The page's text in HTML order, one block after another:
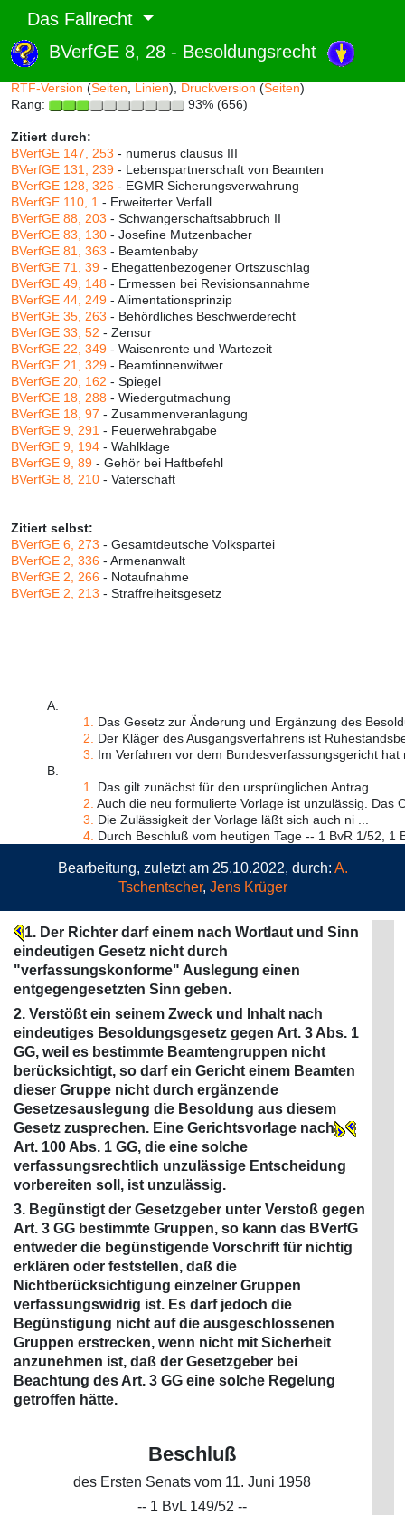
Das Fallrecht
BVerfGE 8, 28 - Besoldungsrecht
Abruf und Rang:
RTF-Version (Seiten Linien), Druckversion (Seiten)
Rang:
93% (656)
Zitiert durch:
BVerfGE 147, 253 - numerus clausus III
BVerfGE 131, 239 - Lebenspartnerschaft von Beamten
BVerfGE 128, 326 - EGMR Sicherungsverwahrung
BVerfGE 110, 1 - Erweiterter Verfall
BVerfGE 88, 203 - Schwangerschaftsabbruch II
BVerfGE 83, 130 - Josefine Mutzenbacher
BVerfGE 81, 363 - Beamtenbaby
BVerfGE 71, 39 - Ehegattenbezogener Ortszuschlag
BVerfGE 49, 148 - Ermessen bei Revisionsannahme
BVerfGE 44, 249 - Alimentationsprinzip
BVerfGE 35, 263 - Behördliches Beschwerderecht
BVerfGE 33, 52 - Zensur
BVerfGE 22, 349 - Waisenrente und Wartezeit
BVerfGE 21, 329 - Beamtinnenwitwer
BVerfGE 20, 162 - Spiegel
BVerfGE 18, 288 - Wiedergutmachung
BVerfGE 18, 97 - Zusammenveranlagung
BVerfGE 9, 291 - Feuerwehrabgabe
BVerfGE 9, 194 - Wahlklage
BVerfGE 9, 89 - Gehör bei Haftbefehl
BVerfGE 8, 210 - Vaterschaft
Zitiert selbst:
BVerfGE 6, 273 - Gesamtdeutsche Volkspartei
BVerfGE 2, 336 - Armenanwalt
BVerfGE 2, 266 - Notaufnahme
BVerfGE 2, 213 - Straffreiheitsgesetz
A.
1.
Das Gesetz zur Änderung und Ergänzung des
2.
Der Kläger des Ausgangsverfahrens ist
3.
Im Verfahren vor dem Bundesverfassungsgericht hat
B.
1.
Das gilt zunächst für den ursprünglichen Antrag ...
2. Auch die neu formulierte Vorlage ist unzulässig. Das
3.
Die Zulässigkeit der Vorlage läßt sich auch ni ...
4. Durch Beschluß vom heutigen Tage -- 1 BvR 1/52, 1
Bearbeitung, zuletzt am 25.10.2022, durch: A.
Tschentscher, Jens Krüger
1. Der Richter darf einem nach Wortlaut und Sinn
eindeutigen Gesetz nicht durch
"verfassungskonforme" Auslegung einen
entgegengesetzten Sinn geben.
2. Verstößt ein seinem Zweck und Inhalt nach
eindeutiges Besoldungsgesetz gegen Art. 3 Abs. 1
GG, weil es bestimmte Beamtengruppen nicht
berücksichtigt, so darf ein Gericht einem Beamten
dieser Gruppe nicht durch ergänzende
Gesetzesauslegung die Besoldung aus diesem
Gesetz zusprechen. Eine Gerichtsvorlage nach
Art. 100 Abs. 1 GG, die eine solche
verfassungsrechtlich unzulässige Entscheidung
vorbereiten soll, ist unzulässig.
3. Begünstigt der Gesetzgeber unter Verstoß gegen
Art. 3 GG bestimmte Gruppen, so kann das BVerfG
entweder die begünstigende Vorschrift für nichtig
erklären oder feststellen, daß die
Nichtberücksichtigung einzelner Gruppen
verfassungswidrig ist. Es darf jedoch die
Begünstigung nicht auf die ausgeschlossenen
Gruppen erstrecken, wenn nicht mit Sicherheit
anzunehmen ist, daß der Gesetzgeber bei
Beachtung des Art. 3 GG eine solche Regelung
getroffen hätte.
Beschluß
des Ersten Senats vom 11. Juni 1958
-- 1 BvL 149/52 --